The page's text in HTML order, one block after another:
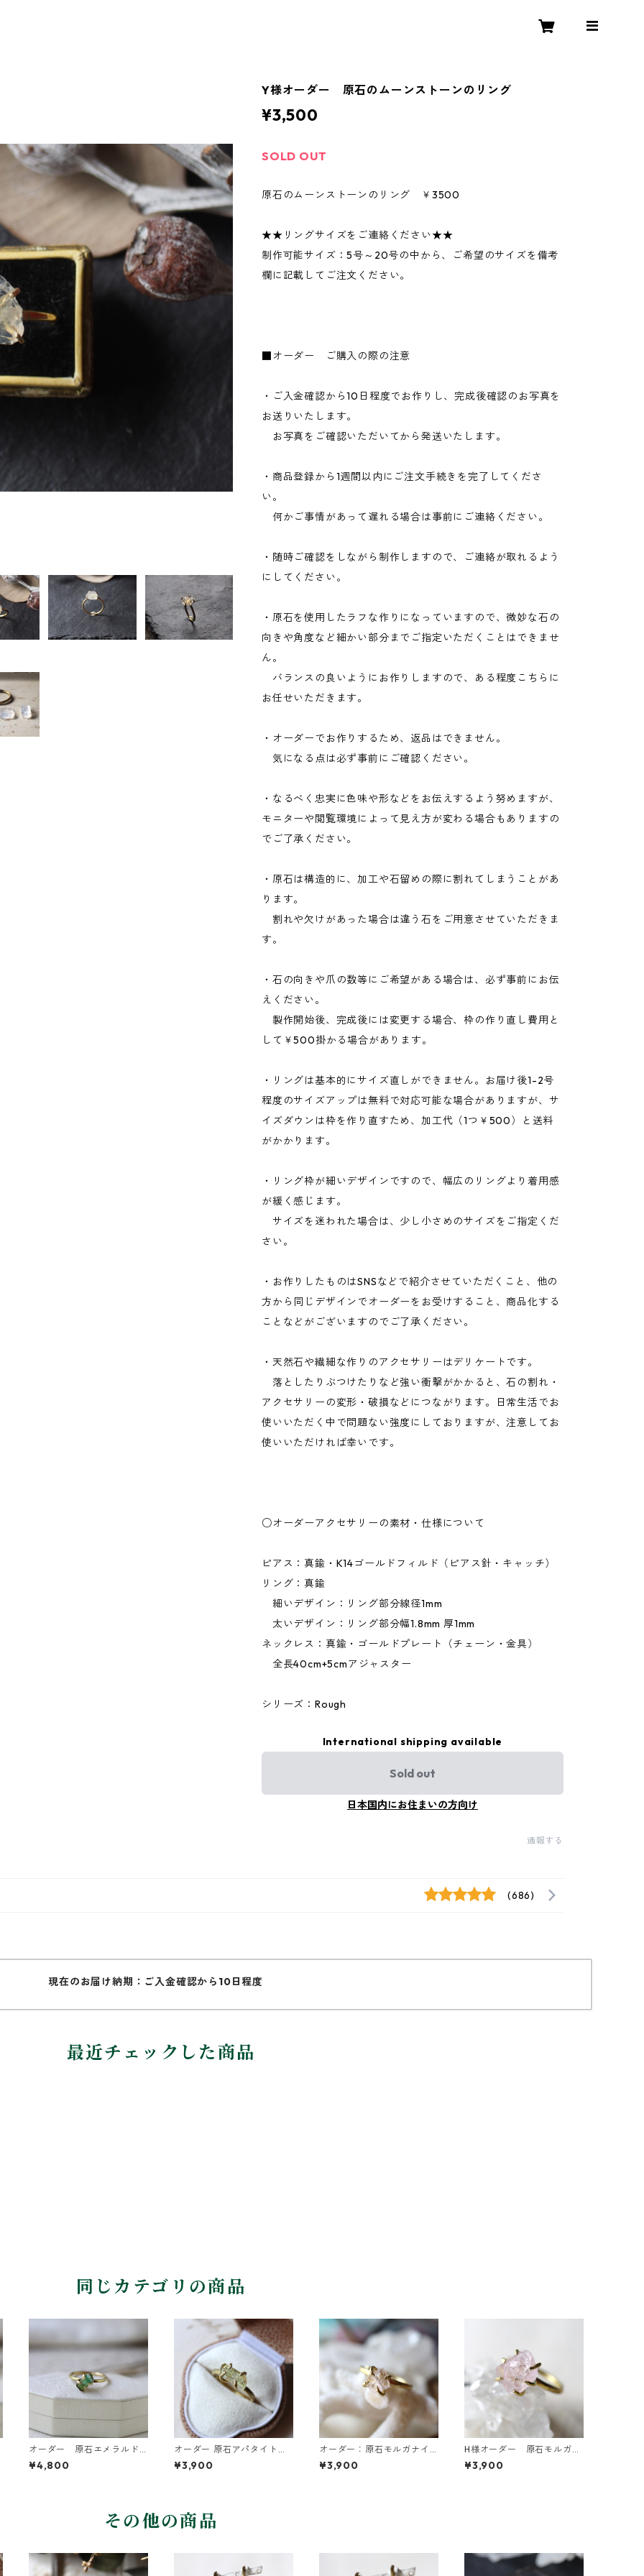
Y様オーダー 原石のムーンストーンのリング
¥3,500
SOLD OUT
原石のムーンストーンのリング ￥3500
★★リングサイズをご連絡ください★★
制作可能サイズ：5号～20号の中から、ご希望のサイズを備考
欄に記載してご注文ください。
■オーダー ご購入の際の注意
・ご入金確認から10日程度でお作りし、完成後確認のお写真を
お送りいたします。
お写真をご確認いただいてから発送いたします。
・商品登録から1週間以内にご注文手続きを完了してくださ
い。
何かご事情があって遅れる場合は事前にご連絡ください。
・随時ご確認をしながら制作しますので、ご連絡が取れるよう
にしてください。
・原石を使用したラフな作りになっていますので、微妙な石の
向きや角度など細かい部分までご指定いただくことはできませ
ん。
バランスの良いようにお作りしますので、ある程度こちらに
お任せいただきます。
・オーダーでお作りするため、返品はできません。
気になる点は必ず事前にご確認ください。
・なるべく忠実に色味や形などをお伝えするよう努めますが、
モニターや閲覧環境によって見え方が変わる場合もありますの
でご了承ください。
・原石は構造的に、加工や石留めの際に割れてしまうことがあ
ります。
割れや欠けがあった場合は違う石をご用意させていただきま
す。
・石の向きや爪の数等にご希望がある場合は、必ず事前にお伝
えください。
製作開始後、完成後には変更する場合、枠の作り直し費用と
して￥500掛かる場合があります。
・リングは基本的にサイズ直しができません。お届け後1-2号
程度のサイズアップは無料で対応可能な場合がありますが、サ
イズダウンは枠を作り直すため、加工代（1つ￥500）と送料
がかかります。
・リング枠が細いデザインですので、幅広のリングより着用感
が緩く感じます。
サイズを迷われた場合は、少し小さめのサイズをご指定くだ
さい。
・お作りしたものはSNSなどで紹介させていただくこと、他の
方から同じデザインでオーダーをお受けすること、商品化する
ことなどがございますのでご了承ください。
・天然石や繊細な作りのアクセサリーはデリケートです。
落としたりぶつけたりなど強い衝撃がかかると、石の割れ・
アクセサリーの変形・破損などにつながります。日常生活でお
使いいただく中で問題ない強度にしておりますが、注意してお
使いいただければ幸いです。
○オーダーアクセサリーの素材・仕様について
ピアス：真鍮・K14ゴールドフィルド（ピアス針・キャッチ）
リング：真鍮
細いデザイン：リング部分線径1mm
太いデザイン：リング部分幅1.8mm 厚1mm
ネックレス：真鍮・ゴールドプレート（チェーン・金具）
全長40cm+5cmアジャスター
シリーズ：Rough
International shipping available
Sold out
日本国内にお住まいの方向け
通報する
(686)
現在のお届け納期：ご入金確認から10日程度
最近チェックした商品
同じカテゴリの商品
オーダー 原石エメラルド
のリング
¥4,800
オーダー 原石アパタイトの
イヤーカフ/リング
¥3,900
オーダー：原石モルガナイ
トのイヤーカフ
¥3,900
H様オーダー 原石モルガナ
イトのイヤーカフ
¥3,900
その他の商品